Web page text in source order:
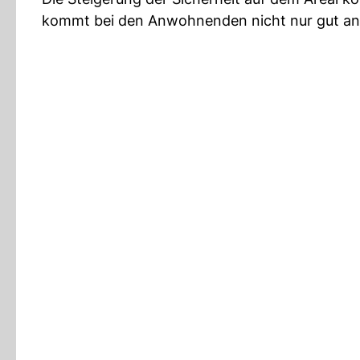
kommt bei den Anwohnenden nicht nur gut